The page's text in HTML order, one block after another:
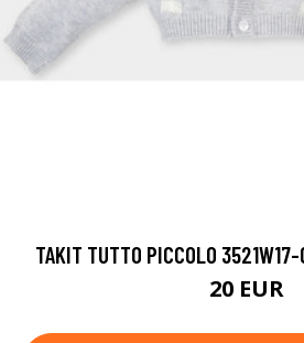
TAKIT TUTTO PICCOLO 3521W17-
20 EUR